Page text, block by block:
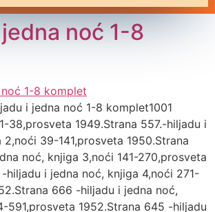
noć 1-8
i jedna noć 1-8 komplet1001
38,prosveta 1949.Strana 557.-hiljadu i
39-141,prosveta 1950.Strana
noć, knjiga 3,noći 141-270,prosveta
hiljadu i jedna noć, knjiga 4,noći 271-
666 -hiljadu i jedna noć,
591,prosveta 1952.Strana 645 -hiljadu